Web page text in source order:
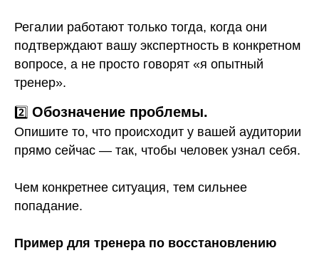
Регалии работают только тогда, когда они
подтверждают вашу экспертность в конкретном
вопросе, а не просто говорят «я опытный
тренер».
2️⃣ Обозначение проблемы.
Опишите то, что происходит у вашей аудитории
прямо сейчас — так, чтобы человек узнал себя.
Чем конкретнее ситуация, тем сильнее
попадание.
Пример для тренера по восстановлению